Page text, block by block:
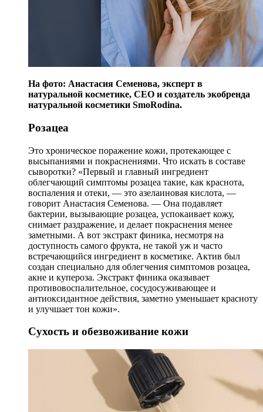
На фото: Анастасия Семенова, эксперт в
натуральной косметике, СЕО и создатель экобренда
натуральной косметики SmoRodina.
Розацеа
Это хроническое поражение кожи, протекающее с
высыпаниями и покраснениями. Что искать в составе
сыворотки? «Первый и главный ингредиент
облегчающий симптомы розацеа такие, как краснота,
воспаления и отеки, — это азелаиновая кислота, —
говорит Анастасия Семенова. — Она подавляет
бактерии, вызывающие розацеа, успокаивает кожу,
снимает раздражение, и делает покраснения менее
заметными. А вот экстракт финика, несмотря на
доступность самого фрукта, не такой уж и часто
встречающийся ингредиент в косметике. Актив был
создан специально для облегчения симптомов розацеа,
акне и купероза. Экстракт финика оказывает
противовоспалительное, сосудосуживающее и
антиоксидантное действия, заметно уменьшает красноту
и улучшает тон кожи».
Сухость и обезвоживание кожи